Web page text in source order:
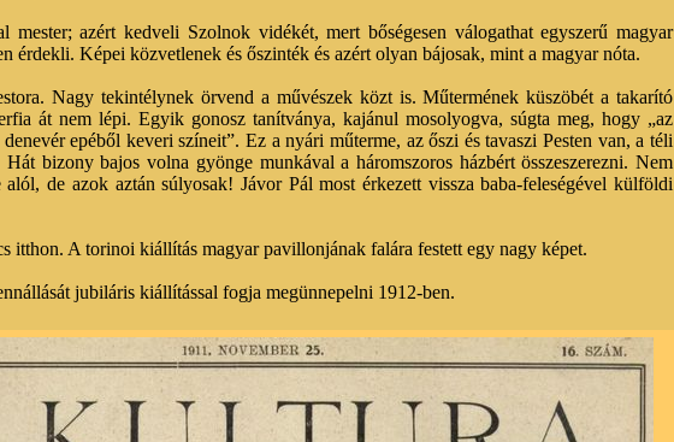
mester; azért kedveli Szolnok vidékét, mert bőségesen válogathat egyszerű magyar
érdekli. Képei közvetlenek és őszinték és azért olyan bájosak, mint a magyar nóta.
Nagy tekintélynek örvend a művészek közt is. Műtermének küszöbét a takarító
át nem lépi. Egyik gonosz tanítványa, kajánul mosolyogva, súgta meg, hogy „az
epéből keveri színeit”. Ez a nyári műterme, az őszi és tavaszi Pesten van, a téli
Hát bizony bajos volna gyönge munkával a háromszoros házbért összeszerezni. Nem
de azok aztán súlyosak! Jávor Pál most érkezett vissza baba-feleségével külföldi
itthon. A torinoi kiállítás magyar pavillonjának falára festett egy nagy képet.
jubiláris kiállítással fogja megünnepelni 1912-ben.